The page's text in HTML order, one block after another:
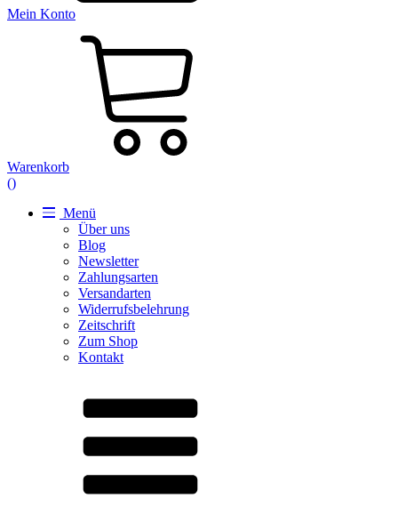
Mein Konto
Warenkorb
()
Menü
Über uns
Blog
Newsletter
Zahlungsarten
Versandarten
Widerrufsbelehrung
Zeitschrift
Zum Shop
Kontakt